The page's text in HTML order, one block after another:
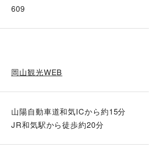
609
岡山観光WEB
山陽自動車道和気ICから約15分
JR和気駅から徒歩約20分